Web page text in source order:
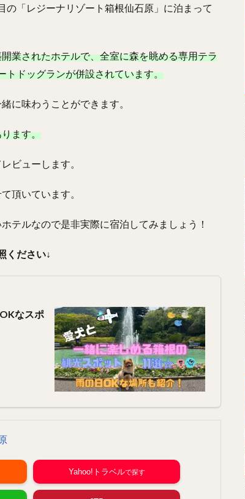
「レジーナリゾート箱根仙石原」に泊まって
業されたホテルで、全室に森を眺める専用テラ
トドッグランが併設されています。
に味わうことができます。
ます。
ビューします。
頂いています。
テルなので是非実際に宿泊してみましょう！
ください↓
なスポ
Yahoo!トラベル